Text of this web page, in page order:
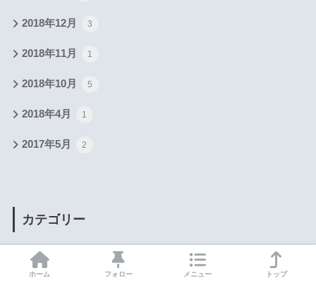
2018年12月 3
2018年11月 1
2018年10月 5
2018年4月 1
2017年5月 2
カテゴリー
Amazonハック
ホーム フォロー メニュー トップ